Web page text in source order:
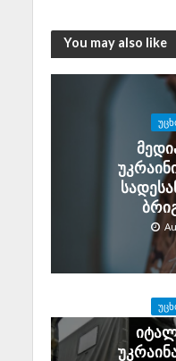
You may also like